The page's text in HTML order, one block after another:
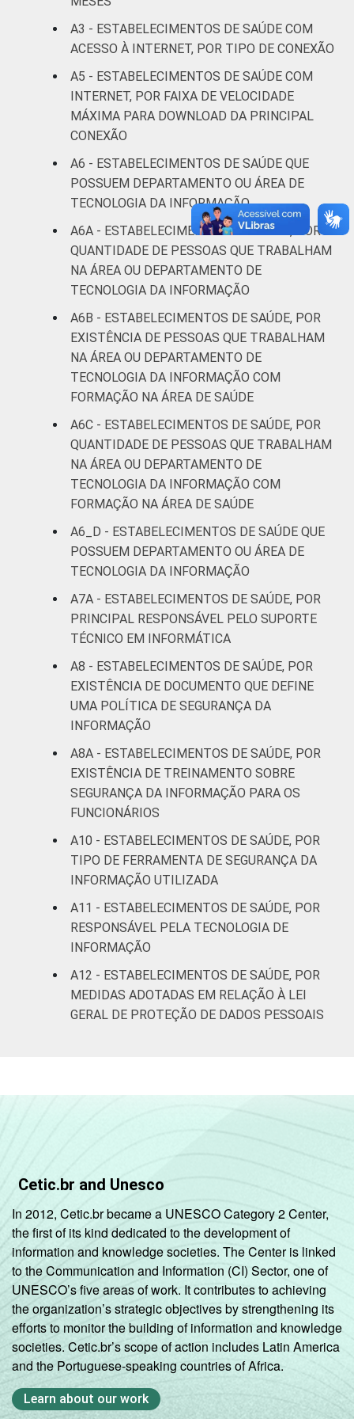
Interior 4
Fonte: CGI/NIC.br, Centro Regional de
Estudos para o Desenvolvimento da
Sociedade da Informação (Cetic.br),
Pesquisa sobre o uso das tecnologias de
informação e comunicação nos
estabelecimentos de saúde brasileiros – TIC
Saúde 2021. ¹Cada item apresentado se
refere apenas aos resultados da alternativa
'sim'. ²O total de estabelecimentos com
acesso à Internet via banda larga fixa reúne
as tecnologias de conexão via cabo, conexão
via linha telefônica (DSL), conexão via fibra
ótica, conexão via rádio e conexão via
satélite.
A3 - ESTABELECIMENTOS DE SAÚDE COM
ACESSO À INTERNET, POR TIPO DE CONEXÃO
A5 - ESTABELECIMENTOS DE SAÚDE COM
INTERNET, POR FAIXA DE VELOCIDADE
MÁXIMA PARA DOWNLOAD DA PRINCIPAL
CONEXÃO
A6 - ESTABELECIMENTOS DE SAÚDE QUE
POSSUEM DEPARTAMENTO OU ÁREA DE
TECNOLOGIA DA INFORMAÇÃO
A6A - ESTABELECIMENTOS DE SAÚDE, POR
QUANTIDADE DE PESSOAS QUE TRABALHAM
NA ÁREA OU DEPARTAMENTO DE
TECNOLOGIA DA INFORMAÇÃO
A6B - ESTABELECIMENTOS DE SAÚDE, POR
EXISTÊNCIA DE PESSOAS QUE TRABALHAM
NA ÁREA OU DEPARTAMENTO DE
TECNOLOGIA DA INFORMAÇÃO COM
FORMAÇÃO NA ÁREA DE SAÚDE
A6C - ESTABELECIMENTOS DE SAÚDE, POR
QUANTIDADE DE PESSOAS QUE TRABALHAM
NA ÁREA OU DEPARTAMENTO DE
TECNOLOGIA DA INFORMAÇÃO COM
FORMAÇÃO NA ÁREA DE SAÚDE
A6_D - ESTABELECIMENTOS DE SAÚDE QUE
POSSUEM DEPARTAMENTO OU ÁREA DE
TECNOLOGIA DA INFORMAÇÃO
A7A - ESTABELECIMENTOS DE SAÚDE, POR
PRINCIPAL RESPONSÁVEL PELO SUPORTE
TÉCNICO EM INFORMÁTICA
A8 - ESTABELECIMENTOS DE SAÚDE, POR
EXISTÊNCIA DE DOCUMENTO QUE DEFINE
UMA POLÍTICA DE SEGURANÇA DA
INFORMAÇÃO
A8A - ESTABELECIMENTOS DE SAÚDE, POR
EXISTÊNCIA DE TREINAMENTO SOBRE
SEGURANÇA DA INFORMAÇÃO PARA OS
FUNCIONÁRIOS
A10 - ESTABELECIMENTOS DE SAÚDE, POR
TIPO DE FERRAMENTA DE SEGURANÇA DA
INFORMAÇÃO UTILIZADA
A11 - ESTABELECIMENTOS DE SAÚDE, POR
RESPONSÁVEL PELA TECNOLOGIA DE
INFORMAÇÃO
A12 - ESTABELECIMENTOS DE SAÚDE, POR
MEDIDAS ADOTADAS EM RELAÇÃO À LEI
GERAL DE PROTEÇÃO DE DADOS PESSOAIS
Cetic.br and Unesco
In 2012, Cetic.br became a UNESCO Category 2 Center,
the first of its kind dedicated to the development of
information and knowledge societies. The Center is linked
to the Communication and Information (CI) Sector, one of
UNESCO’s five areas of work. It contributes to achieving
the organization’s strategic objectives by strengthening its
efforts to monitor the building of information and knowledge
societies. Cetic.br’s scope of action includes Latin America
and the Portuguese-speaking countries of Africa.
Learn about our work